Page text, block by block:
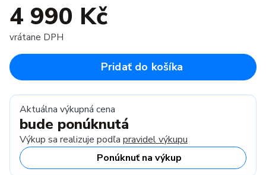
4 990 Kč
vrátane DPH
Pridať do košíka
Aktuálna výkupná cena
bude ponúknutá
Výkup sa realizuje podľa pravidel výkupu
Ponúknuť na výkup